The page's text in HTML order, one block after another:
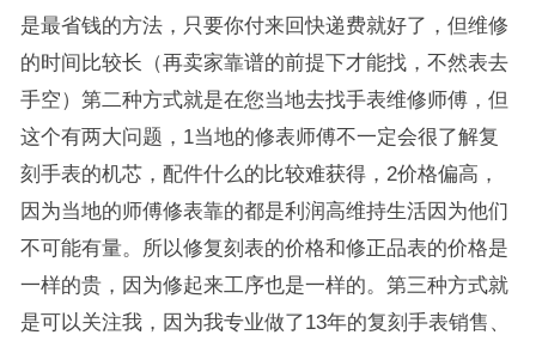
是最省钱的方法，只要你付来回快递费就好了，但维修
的时间比较长（再卖家靠谱的前提下才能找，不然表去
手空）第二种方式就是在您当地去找手表维修师傅，但
这个有两大问题，1当地的修表师傅不一定会很了解复
刻手表的机芯，配件什么的比较难获得，2价格偏高，
因为当地的师傅修表靠的都是利润高维持生活因为他们
不可能有量。所以修复刻表的价格和修正品表的价格是
一样的贵，因为修起来工序也是一样的。第三种方式就
是可以关注我，因为我专业做了13年的复刻手表销售、